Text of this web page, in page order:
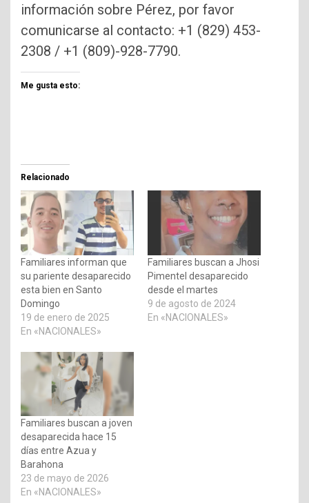
información sobre Pérez, por favor
comunicarse al contacto: +1 (829) 453-
2308 / +1 (809)-928-7790.
Me gusta esto:
Relacionado
Familiares informan que
su pariente desaparecido
esta bien en Santo
Domingo
19 de enero de 2025
En «NACIONALES»
Familiares buscan a Jhosi
Pimentel desaparecido
desde el martes
9 de agosto de 2024
En «NACIONALES»
Familiares buscan a joven
desaparecida hace 15
días entre Azua y
Barahona
23 de mayo de 2026
En «NACIONALES»